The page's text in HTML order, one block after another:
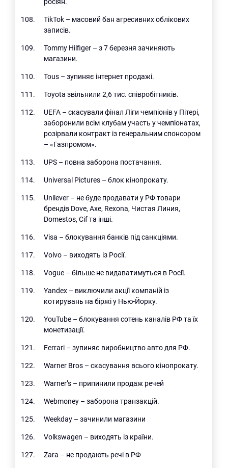
росіян.
TikTok – масовий бан агресивних облікових
записів.
Tommy Hilfiger – з 7 березня зачиняють
магазини.
Tous – зупиняє інтернет продажі.
Toyota звільнили 2,6 тис. співробітників.
UEFA – скасували фінал Ліги чемпіонів у Пітері,
заборонили всім клубам участь у чемпіонатах,
розірвали контракт із генеральним спонсором
– «Газпромом».
UPS – повна заборона постачання.
Universal Pictures – блок кінопрокату.
Unilever – не буде продавати у РФ товари
брендів Dove, Axe, Rexona, Чистая Линия,
Domestos, Cif та інші.
Visa – блокування банків під санкціями.
Volvo – виходять із Росії.
Vogue – більше не видаватимуться в Росії.
Yandex – виключили акції компаній із
котирувань на біржі у Нью-Йорку.
YouTube – блокування сотень каналів РФ та їх
монетизації.
Ferrari – зупиняє виробництво авто для РФ.
Warner Bros – скасування всього кінопрокату.
Warner’s – припинили продаж речей
Webmoney – заборона транзакцій.
Weekday – зачинили магазини
Volkswagen – виходять із країни.
Zara – не продають речі в РФ